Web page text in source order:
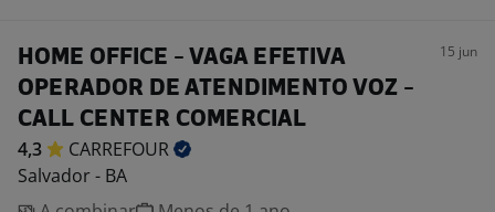
HOME OFFICE - VAGA EFETIVA
OPERADOR DE ATENDIMENTO VOZ -
CALL CENTER COMERCIAL
15 jun
4,3
CARREFOUR
Salvador - BA